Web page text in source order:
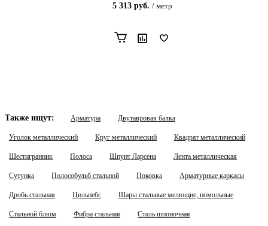
5 313 руб. / метр
Также ищут: Арматура Двутавровая балка
Уголок металлический Круг металлический Квадрат металлический
Шестигранник Полоса Шпунт Ларсена Лента металлическая
Сутунка Полособульб стальной Поковка Арматурные каркасы
Дробь стальная Цильпебс Шары стальные мелющие, помольные
Стальной блюм Фибра стальная Сталь шпоночная